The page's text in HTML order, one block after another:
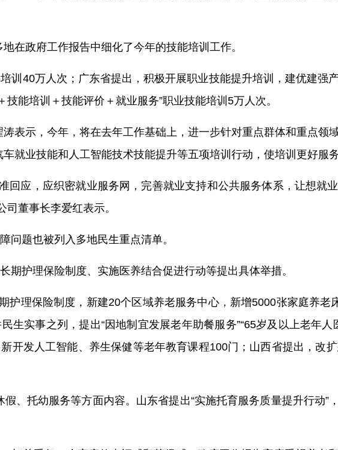
在政府工作报告中细化了今年的技能培训工作。
训40万人次；广东省提出，积极开展职业技能提升培训，建优建强
能培训＋技能评价＋就业服务”职业技能培训5万人次。
表示，今年，将在去年工作基础上，进一步针对重点群体和重点领
就业技能和人工智能技术技能提升等五项培训行动，使培训更好服务
回应，应织密就业服务网，完善就业支持和公共服务体系，让想就
董事长李爱红表示。
问题也被列入多地民生重点清单。
期护理保险制度、实施医养结合促进行动等提出具体举措。
护理保险制度，新建20个区域养老服务中心，新增5000张家庭养老
生实事之列，提出“因地制宜发展老年助餐服务”“65岁及以上老年
开发人工智能、养生保健等老年教育课程100门；山西省提出，改
、托幼服务等方面内容。山东省提出“实施托育服务质量提升行动”